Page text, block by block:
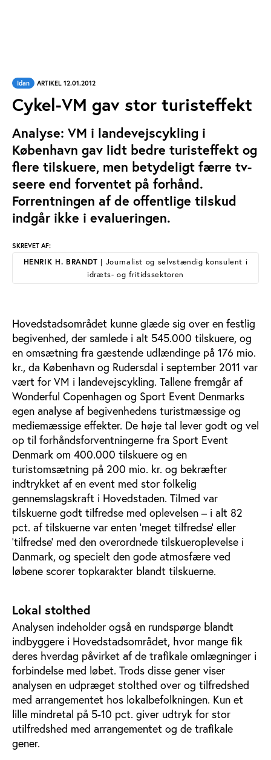
Idan ARTIKEL 12.01.2012
Cykel-VM gav stor turisteffekt
Analyse: VM i landevejscykling i
København gav lidt bedre turisteffekt og
flere tilskuere, men betydeligt færre tv-
seere end forventet på forhånd.
Forrentningen af de offentlige tilskud
indgår ikke i evalueringen.
SKREVET AF:
HENRIK H. BRANDT | Journalist og selvstændig konsulent i
idræts- og fritidssektoren
Hovedstadsområdet kunne glæde sig over en festlig
begivenhed, der samlede i alt 545.000 tilskuere, og
en omsætning fra gæstende udlændinge på 176 mio.
kr., da København og Rudersdal i september 2011 var
vært for VM i landevejscykling. Tallene fremgår af
Wonderful Copenhagen og Sport Event Denmarks
egen analyse af begivenhedens turistmæssige og
mediemæssige effekter. De høje tal lever godt og vel
op til forhåndsforventningerne fra Sport Event
Denmark om 400.000 tilskuere og en
turistomsætning på 200 mio. kr. og bekræfter
indtrykket af en event med stor folkelig
gennemslagskraft i Hovedstaden. Tilmed var
tilskuerne godt tilfredse med oplevelsen – i alt 82
pct. af tilskuerne var enten ’meget tilfredse’ eller
’tilfredse’ med den overordnede tilskueroplevelse i
Danmark, og specielt den gode atmosfære ved
løbene scorer topkarakter blandt tilskuerne.
Lokal stolthed
Analysen indeholder også en rundspørge blandt
indbyggere i Hovedstadsområdet, hvor mange fik
deres hverdag påvirket af de trafikale omlægninger i
forbindelse med løbet. Trods disse gener viser
analysen en udpræget stolthed over og tilfredshed
med arrangementet hos lokalbefolkningen. Kun et
lille mindretal på 5-10 pct. giver udtryk for stor
utilfredshed med arrangementet og de trafikale
gener.